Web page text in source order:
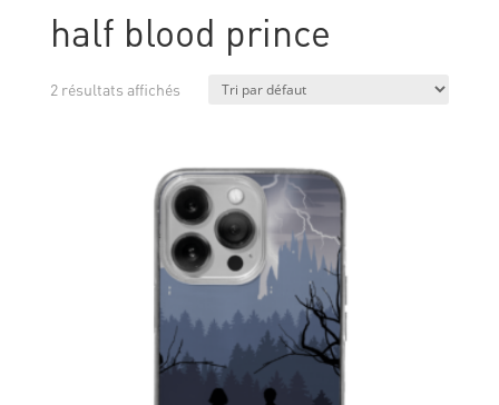
half blood prince
2 résultats affichés